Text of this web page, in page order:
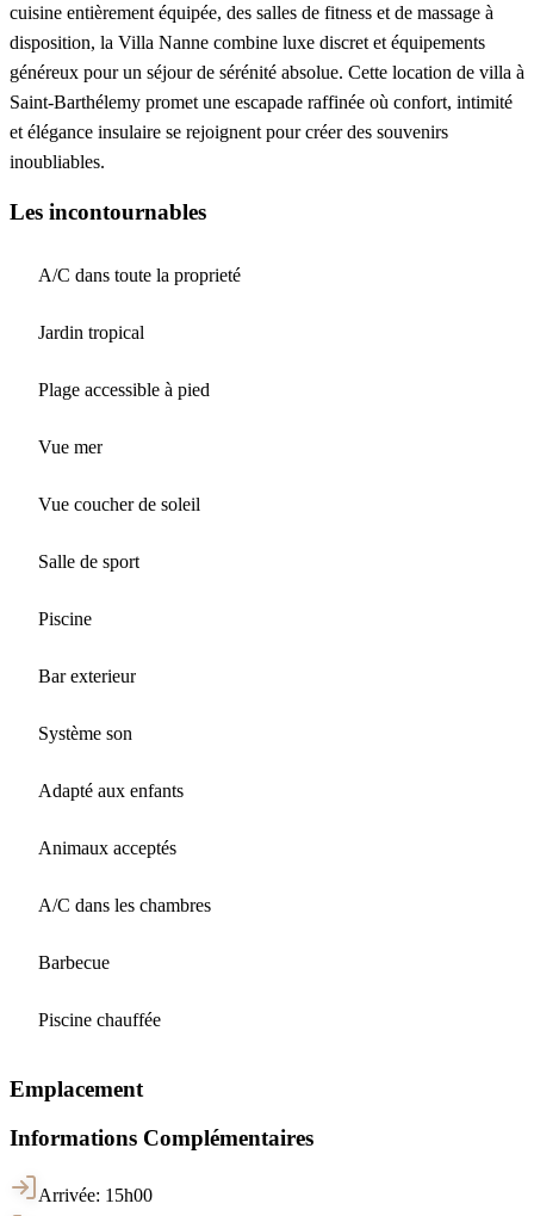
cuisine entièrement équipée, des salles de fitness et de massage à
disposition, la Villa Nanne combine luxe discret et équipements
généreux pour un séjour de sérénité absolue. Cette location de villa à
Saint-Barthélemy promet une escapade raffinée où confort, intimité
et élégance insulaire se rejoignent pour créer des souvenirs
inoubliables.
Les incontournables
A/C dans toute la proprieté
Jardin tropical
Plage accessible à pied
Vue mer
Vue coucher de soleil
Salle de sport
Piscine
Bar exterieur
Système son
Adapté aux enfants
Animaux acceptés
A/C dans les chambres
Barbecue
Piscine chauffée
Emplacement
Informations Complémentaires
Arrivée: 15h00